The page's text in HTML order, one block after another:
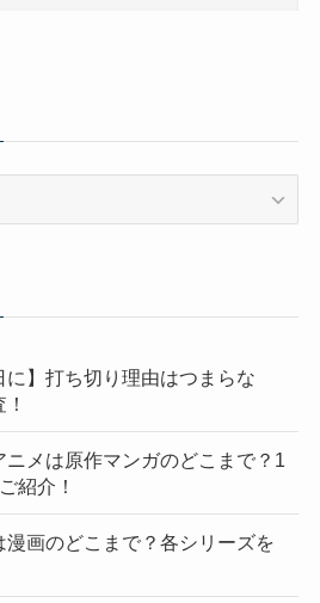
に】打ち切り理由はつまらな
ニメは原作マンガのどこまで？1
紹介！
画のどこまで？各シリーズを